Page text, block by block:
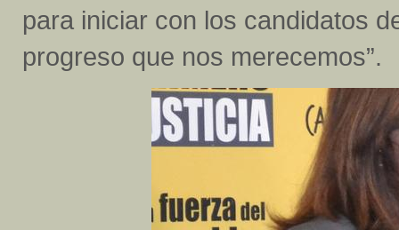
para iniciar con los candidatos
progreso que nos merecemos”.